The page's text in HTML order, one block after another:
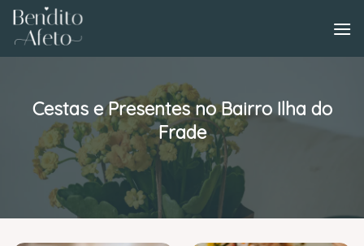
Skip
content
Cestas e Presentes no Bairro Ilha do
Frade